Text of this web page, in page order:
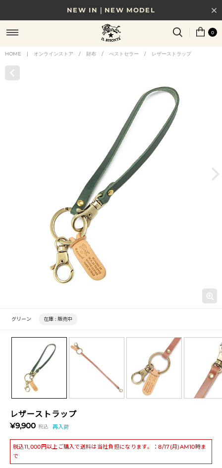
NEW IN｜NEW MODEL
8/17(月)10時まで｜税込11,000円以上で送料無料
贈る相手やシーンから選べる、新しいギフトガイド
0
HOME | オンラインストア / 財布 / べストセラー / レザーストラップ
レザーストラップ
¥9,900 税込 再入荷
税込11,000円以上ご購入で送料は当社負担になります。：8/17(月)AM10時ま
で
グリーン 在庫 : 販売中